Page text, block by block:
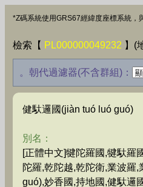
*Z碼系統使用GRS67經緯度座標系統，
檢索【 PL000000049232 】(
。朝代過濾器(不含群組)：
健馱邏國(jiàn tuó luó guó)
別名：
[正體中文]犍陀羅國,犍馱羅
陀羅,乾陀越,乾陀衛,業波羅
guó),妙香國,持地國,健馱邏